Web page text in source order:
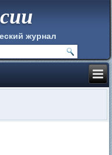
журнал